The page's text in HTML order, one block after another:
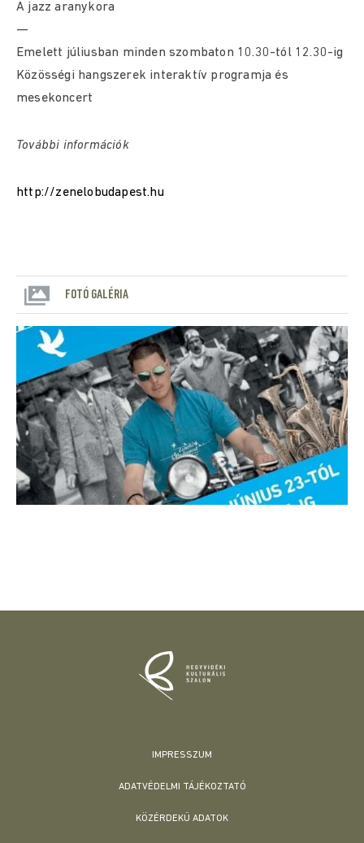
A jazz aranykora
—
Emelett júliusban minden szombaton 10.30-tól 12.30-ig
Közösségi hangszerek interaktív programja és
mesekoncert
További információk
http://zenelobudapest.hu
FOTÓ GALÉRIA
IMPRESSZUM
ADATVÉDELMI TÁJÉKOZTATÓ
KÖZÉRDEKŰ ADATOK